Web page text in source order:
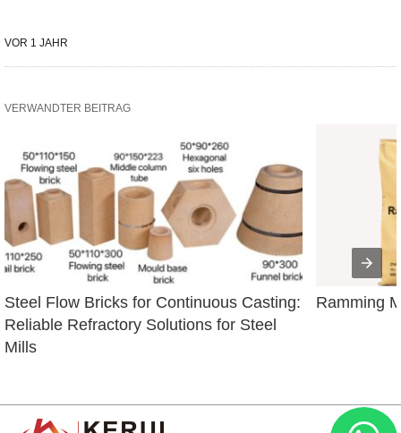
VOR 1 JAHR
VERWANDTER BEITRAG
Steel Flow Bricks for Continuous Casting:
Reliable Refractory Solutions for Steel
Mills
Ramming